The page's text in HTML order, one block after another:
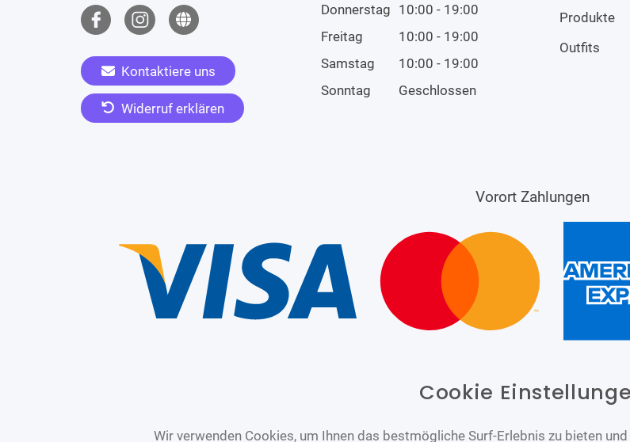
Kontaktiere uns
Widerruf erklären
Donnerstag 10:00 - 19:00
Freitag
10:00 - 19:00
Samstag
10:00 - 19:00
Sonntag
Geschlossen
Produkte
Outfits
Vorort Zahlungen
Cookie
Wir verwenden Cookies, um Ihnen das bestmögliche Surf-Erlebnis zu bieten